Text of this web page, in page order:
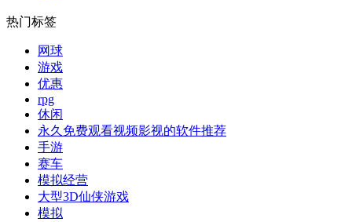
热门标签
网球
游戏
优惠
rpg
休闲
永久免费观看视频影视的软件推荐
手游
赛车
模拟经营
大型3D仙侠游戏
模拟